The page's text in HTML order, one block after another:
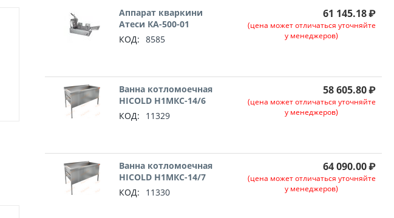
Аппарат кваркини
Атеси КА-500-01
КОД: 8585
61 145.18₽
(цена может отличаться уточняйте
у менеджеров)
Ванна котломоечная
HICOLD Н1МКС-14/6
КОД:
11329
58 605.80₽
(цена может отличаться уточняйте
у менеджеров)
Ванна котломоечная
HICOLD Н1МКС-14/7
КОД:
11330
64 090.00₽
(цена может отличаться уточняйте
у менеджеров)